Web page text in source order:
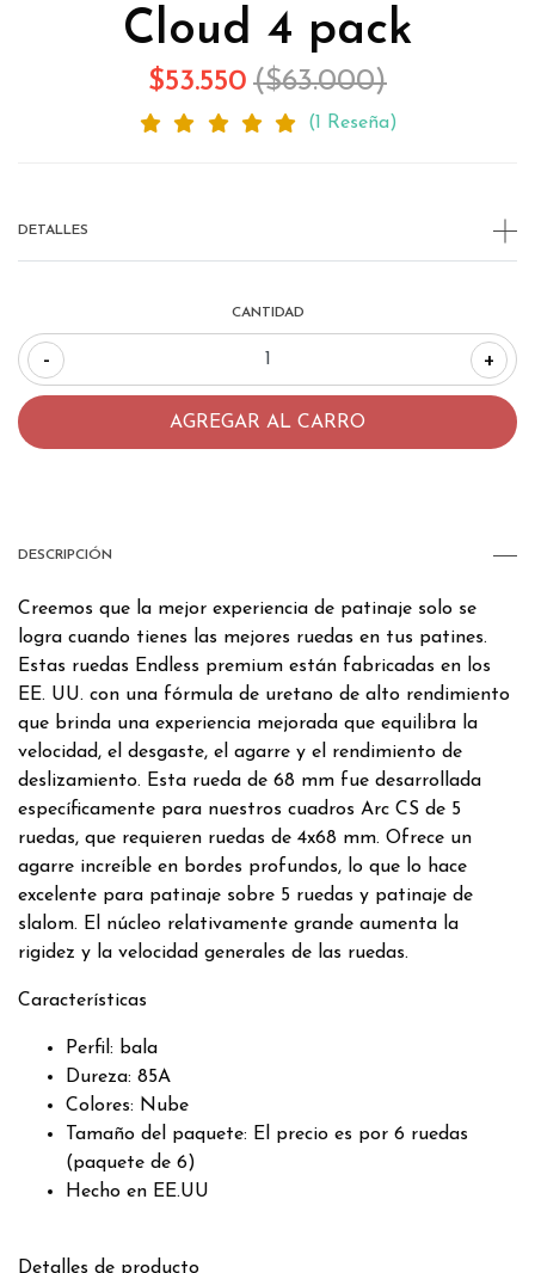
Cloud 4 pack
$53.550 ($63.000)
(1 Reseña)
DETALLES
CANTIDAD
- +
DESCRIPCIÓN
Creemos que la mejor experiencia de patinaje solo se
logra cuando tienes las mejores ruedas en tus patines.
Estas ruedas Endless premium están fabricadas en los
EE. UU. con una fórmula de uretano de alto rendimiento
que brinda una experiencia mejorada que equilibra la
velocidad, el desgaste, el agarre y el rendimiento de
deslizamiento. Esta rueda de 68 mm fue desarrollada
específicamente para nuestros cuadros Arc CS de 5
ruedas, que requieren ruedas de 4x68 mm. Ofrece un
agarre increíble en bordes profundos, lo que lo hace
excelente para patinaje sobre 5 ruedas y patinaje de
slalom. El núcleo relativamente grande aumenta la
rigidez y la velocidad generales de las ruedas.
Características
Perfil: bala
Dureza: 85A
Colores: Nube
Tamaño del paquete: El precio es por 6 ruedas
(paquete de 6)
Hecho en EE.UU
Detalles de producto